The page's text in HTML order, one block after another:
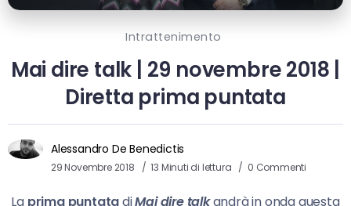
Intrattenimento
Mai dire talk | 29 novembre 2018 |
Diretta prima puntata
Alessandro De Benedictis
29 Novembre 2018 13 Minuti di lettura 0 Commenti
La prima puntatadiMai dire talkandrà in onda questa